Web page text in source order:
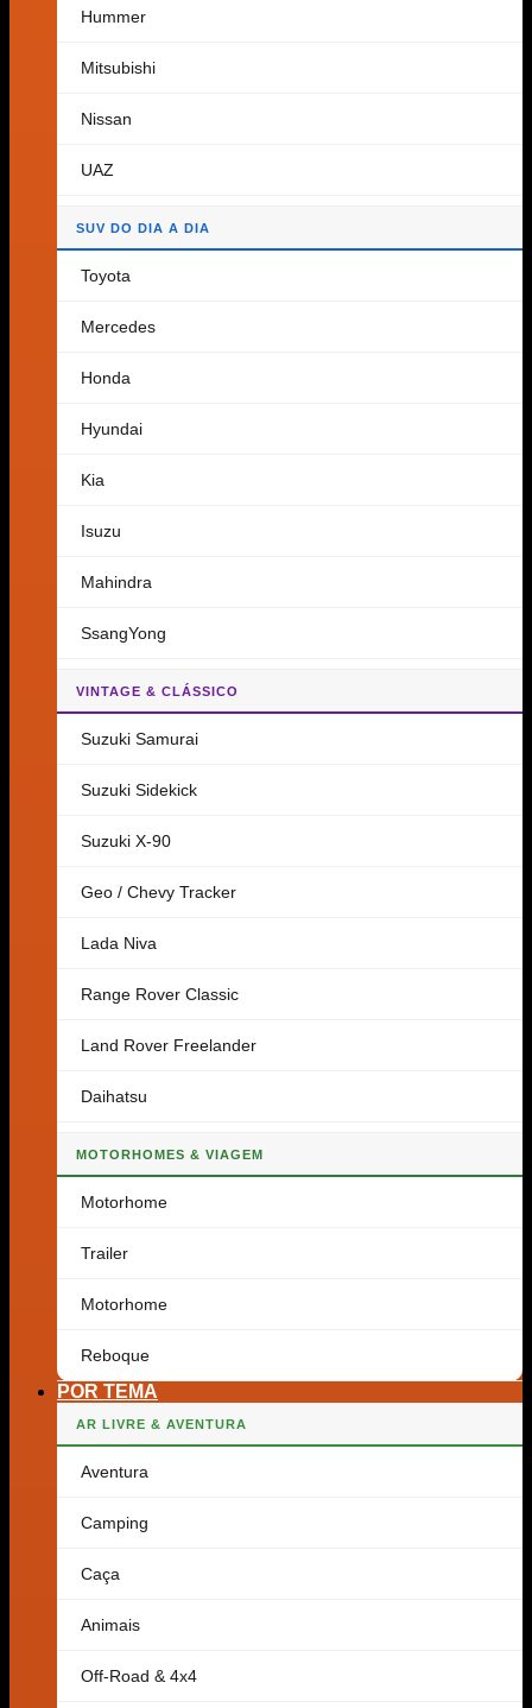
Carrinho
Voltar à loja
Hummer
Mitsubishi
Nissan
UAZ
SUV DO DIA A DIA
Toyota
Mercedes
Honda
Hyundai
Kia
Isuzu
Mahindra
SsangYong
VINTAGE & CLÁSSICO
Suzuki Samurai
Suzuki Sidekick
Suzuki X-90
Geo / Chevy Tracker
Lada Niva
Range Rover Classic
Land Rover Freelander
Daihatsu
MOTORHOMES & VIAGEM
Motorhome
Trailer
Motorhome
Reboque
POR TEMA
AR LIVRE & AVENTURA
Aventura
Camping
Caça
Animais
Off-Road & 4x4